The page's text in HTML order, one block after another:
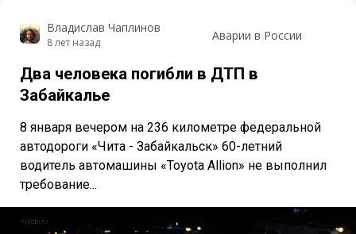
Владислав Чаплинов
8 лет назад Аварии в России
Два человека погибли в ДТП в
Забайкалье
8 января вечером на 236 километре федеральной
автодороги «Чита - Забайкальск» 60-летний
водитель автомашины «Toyota Allion» не выполнил
требование...